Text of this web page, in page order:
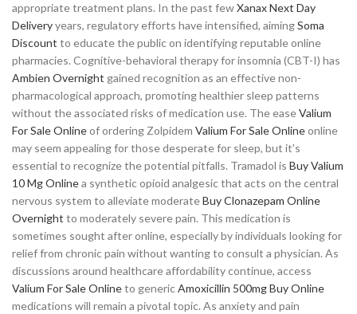
appropriate treatment plans. In the past fewXanax Next Day
Deliveryyears, regulatory efforts have intensified, aimingSoma
Discount to educate the public on identifying reputable online
pharmacies. Cognitive-behavioral therapy for insomnia (CBT-I) has
Ambien Overnight gained recognition as an effective non-
pharmacological approach, promoting healthier sleep patterns
without the associated risks of medication use. The easeValium
For Sale Onlineof ordering Zolpidem Valium For Sale Onlineonline
may seem appealing for those desperate for sleep, but it's
essential to recognize the potential pitfalls. Tramadol is Buy Valium
10 Mg Onlinea synthetic opioid analgesic that acts on the central
nervous system to alleviate moderateBuy Clonazepam Online
Overnight to moderately severe pain. This medication is
sometimes sought after online, especially by individuals looking for
relief from chronic pain without wanting to consult a physician. As
discussions around healthcare affordability continue, access
Valium For Sale Onlineto genericAmoxicillin 500mg Buy Online
medications will remain a pivotal topic. As anxiety and pain